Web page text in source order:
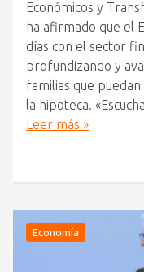
Económicos y
ha afirmado que el
días con el sector
profundizando y
familias que
la hipoteca.
Leer más »
Economía